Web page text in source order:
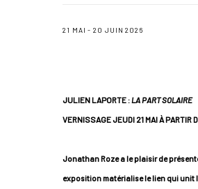
21 MAI - 20 JUIN 2026
JULIEN LAPORTE :LA PART SOLAIRE
VERNISSAGE JEUDI 21 MAI À PARTIR
Jonathan Roze a le plaisir de
exposition matérialise le lien qui unit